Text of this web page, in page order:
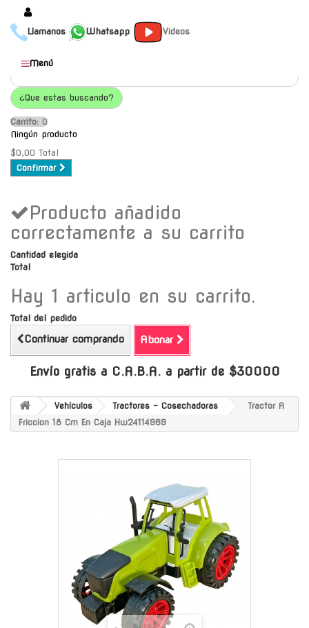
Llamanos Whatsapp Videos
Productos
Populares
Categorías
Marcas
Mayoristas
Contacto
Envío gratis a C.A.B.A. a
partir de $30000
Menú
¿Que estas buscando?
Carrito: O
Ningún producto
$0,00 Total
Confirmar
Producto añadido
correctamente a su carrito
Cantidad elegida
Total
Hay 1 articulo en su carrito.
Total del pedido
Continuar comprando Abonar
Envío gratis a C.A.B.A. a partir de $30000
Vehículos Tractores - Cosechadoras
Tractor A
Friccion 18 Cm En Caja Hw24114969